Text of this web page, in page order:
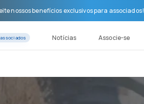
nossos benefícios exclusivos para associados!
Notícias Associe-se